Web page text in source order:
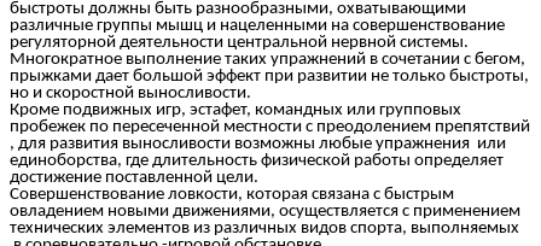
быстроты должны быть разнообразными, охватывающими
различные группы мышц и нацеленными на совершенствование
регуляторной деятельности центральной нервной системы.
Многократное выполнение таких упражнений в сочетании с бегом,
прыжками дает большой эффект при развитии не только быстроты,
но и скоростной выносливости.
Кроме подвижных игр, эстафет, командных или групповых
пробежек по пересеченной местности с преодолением препятствий
, для развития выносливости возможны любые упражнения или
единоборства, где длительность физической работы определяет
достижение поставленной цели.
Совершенствование ловкости, которая связана с быстрым
овладением новыми движениями, осуществляется с применением
технических элементов из различных видов спорта, выполняемых